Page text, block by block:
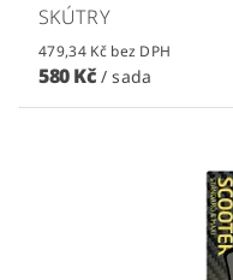
SKÚTRY
479,34 Kč bez DPH
580 Kč / sada